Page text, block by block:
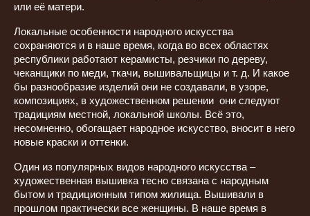
или её матери.
Локальные особенности народного искусства
сохраняются и в наше время, когда во всех областях
республики работают керамисты, резчики по дереву,
чеканщики по меди, ткачи, вышивальщицы и т. д. И какое
бы разнообразие изделий они не создавали, в узоре,
композициях, в художественном решении они следуют
традициям местной, локальной школы. Всё это,
несомненно, обогащает народное искусство, вносит в него
новые краски и оттенки.
Один из популярных видов народного искусства –
художественная вышивка тесно связана с народным
бытом и традиционным типом жилища. Вышивали в
прошлом практически все женщины. В наше время в